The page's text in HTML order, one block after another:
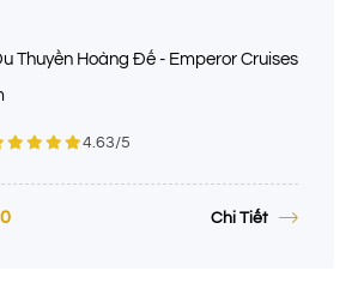
Thuyền Hoàng Đế - Emperor Cruises
4.63/5
Chi Tiết